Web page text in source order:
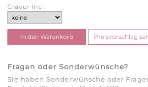
Gravur incl.
Fragen oder Sonderwünsche?
Sie haben Sonderwünsche oder